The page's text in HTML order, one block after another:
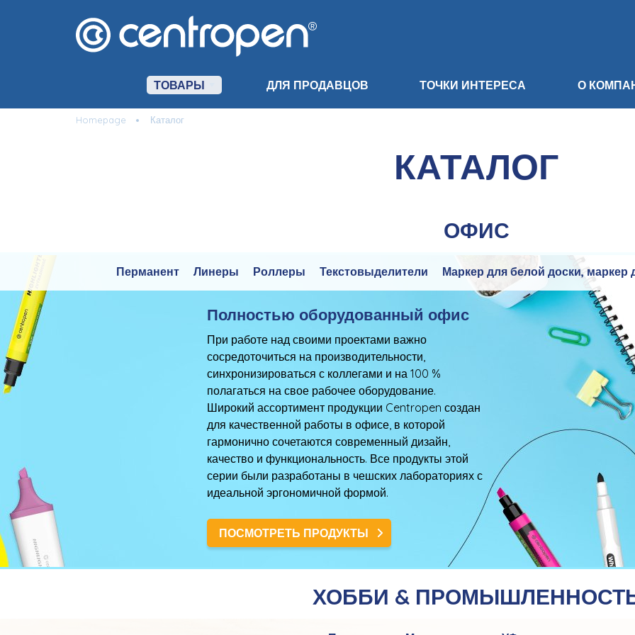
ТОВАРЫ ДЛЯ ПРОДАВЦОВ ТОЧКИ ИНТЕРЕСА О
Homepage Каталог
КАТАЛОГ
ОФИС
Перманент Линеры Роллеры Текстовыделители Маркер для белой доски, маркер
Полностью оборудованный офис
При работе над своими проектами важно
сосредоточиться на производительности,
синхронизироваться с коллегами и на 100 %
полагаться на свое рабочее оборудование.
Широкий ассортимент продукции Centropen создан
для качественной работы в офисе, в которой
гармонично сочетаются современный дизайн,
качество и функциональность. Все продукты этой
серии были разработаны в чешских лабораториях с
идеальной эргономичной формой.
ПОСМОТРЕТЬ ПРОДУКТЫ
ХОББИ &